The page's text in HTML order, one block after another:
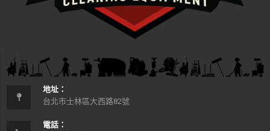
地址：
台北市士林區大西路82號
電話：